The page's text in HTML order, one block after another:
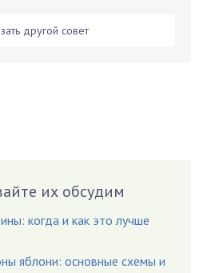
другой совет
их обсудим
когда и как это лучше
яблони: основные схемы и